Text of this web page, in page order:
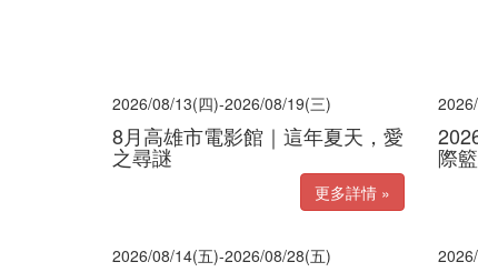
2026/08/13(四)-2026/08/19(三)
8月高雄市電影館｜這年夏天，愛
之尋謎
更多詳情 »
際
2026/08/14(五)-2026/08/28(五)